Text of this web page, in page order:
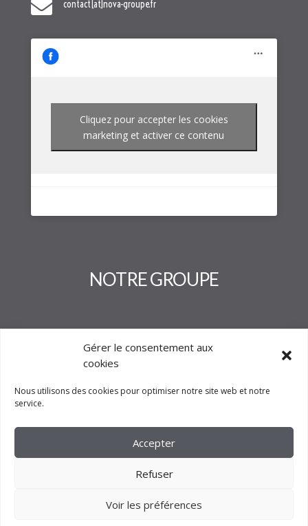
Gérer le consentement aux
cookies
Nous utilisons des cookies pour optimiser notre site web et notre
service.
Accepter
Refuser
Voir les préférences
 contact[at]nova-groupe.fr
Cliquez pour accepter les cookies
marketing et activer ce contenu
NOTRE GROUPE